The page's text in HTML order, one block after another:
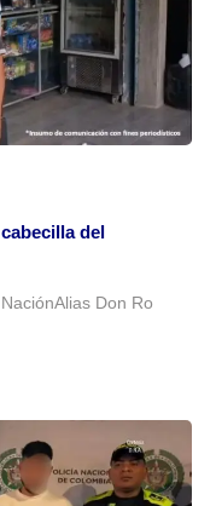
del
Don Ro